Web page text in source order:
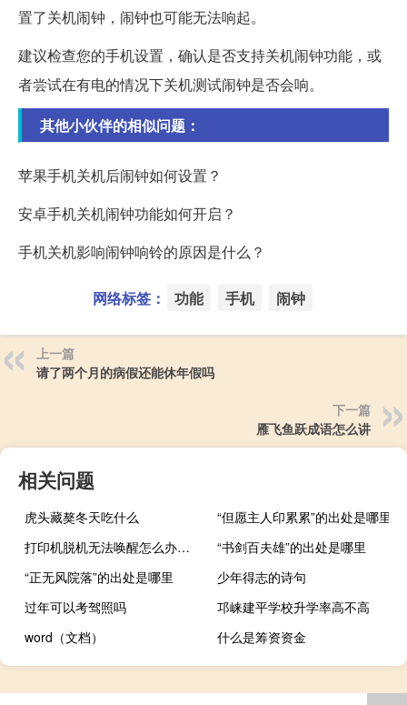
置了关机闹钟，闹钟也可能无法响起。
建议检查您的手机设置，确认是否支持关机闹钟功能，或
者尝试在有电的情况下关机测试闹钟是否会响。
其他小伙伴的相似问题：
苹果手机关机后闹钟如何设置？
安卓手机关机闹钟功能如何开启？
手机关机影响闹钟响铃的原因是什么？
网络标签： 功能 手机 闹钟
上一篇
请了两个月的病假还能休年假吗
下一篇
雁飞鱼跃成语怎么讲
相关问题
虎头藏獒冬天吃什么
“但愿主人印累累”的出处是哪里
打印机脱机无法唤醒怎么办（打印机脱机无法打印）
“书剑百夫雄”的出处是哪里
“正无风院落”的出处是哪里
少年得志的诗句
过年可以考驾照吗
邛崃建平学校升学率高不高
word（文档）
什么是筹资资金